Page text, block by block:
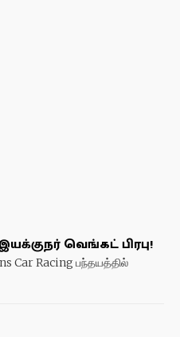
வெங்கட் பிரபு!
Car Racing பந்தயத்தில்